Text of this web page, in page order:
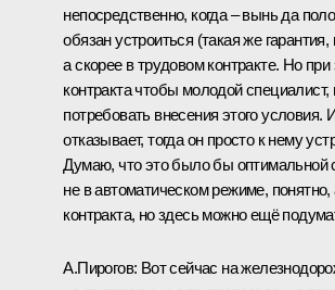
непосредственно, когда – вынь да
обязан устроиться (такая же
а скорее в трудовом контракте. Но
контракта чтобы молодой специалист,
потребовать внесения этого
отказывает, тогда он просто к нему
Думаю, что это было бы оптимальной
не в автоматическом режиме, понятно,
контракта, но здесь можно ещё
А.Пирогов: Вот сейчас на